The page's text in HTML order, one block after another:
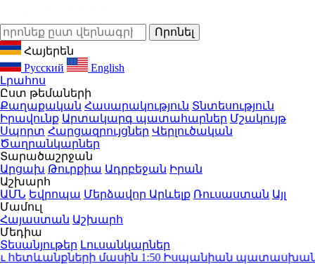
Հայերեն
Русский
English
Լրահոս
Ըստ թեմաների
Քաղաքական Հասարակություն Տնտեսություն
Իրավունք Արտակարգ պատահարներ Մշակույթ
Սպորտ Հարցազրույցներ Վերլուծական
Ծաղրանկարներ
Տարածաշրջան
Արցախ Թուրքիա Ադրբեջան Իրան
Աշխարհ
ԱՄՆ Եվրոպա Մերձավոր Արևելք Ռուսաստան Այլ
Մամուլ
Հայաստան Աշխարհ
Մեդիա
Տեսանյութեր Լուսանկարներ
մասին1:50Իսպանիան պատասխան